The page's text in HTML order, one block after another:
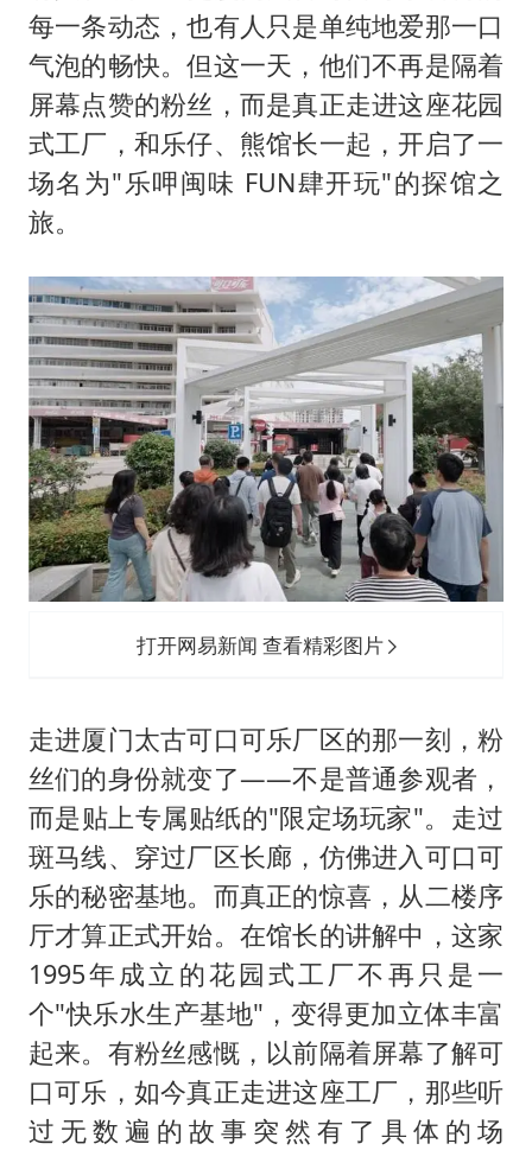
村民谈“梅姨”：叫的其实是“媒姨”
“深圳地面沉降致车辆损坏”不实
外交部发言人就广岛核爆81周年等答记者问
感觉全东北都在等7号
多地要求领导干部带头休假
奋进开新局 实干挑大梁
每一条动态，也有人只是单纯地爱那一口
气泡的畅快。但这一天，他们不再是隔着
屏幕点赞的粉丝，而是真正走进这座花园
式工厂，和乐仔、熊馆长一起，开启了一
场名为"乐呷闽味 FUN肆开玩"的探馆之
旅。
打开网易新闻 查看精彩图片
走进厦门太古可口可乐厂区的那一刻，粉
丝们的身份就变了——不是普通参观者，
而是贴上专属贴纸的"限定场玩家"。走过
斑马线、穿过厂区长廊，仿佛进入可口可
乐的秘密基地。而真正的惊喜，从二楼序
厅才算正式开始。在馆长的讲解中，这家
1995年成立的花园式工厂不再只是一
个"快乐水生产基地"，变得更加立体丰富
起来。有粉丝感慨，以前隔着屏幕了解可
口可乐，如今真正走进这座工厂，那些听
过无数遍的故事突然有了具体的场